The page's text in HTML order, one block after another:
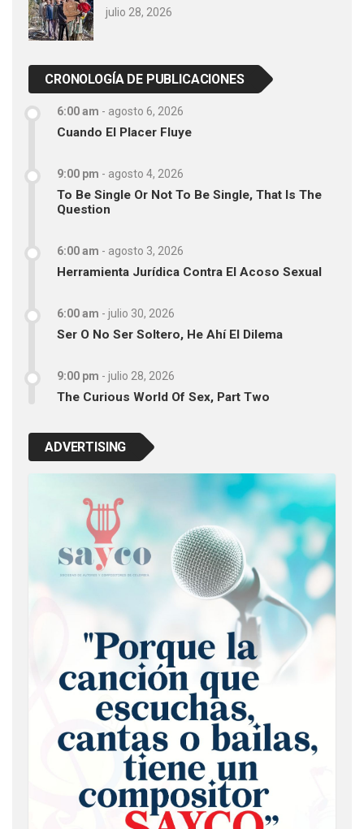
julio 28, 2026
CRONOLOGÍA DE PUBLICACIONES
6:00 am - agosto 6, 2026
Cuando El Placer Fluye
9:00 pm - agosto 4, 2026
To Be Single Or Not To Be Single, That Is The
Question
6:00 am - agosto 3, 2026
Herramienta Jurídica Contra El Acoso Sexual
6:00 am - julio 30, 2026
Ser O No Ser Soltero, He Ahí El Dilema
9:00 pm - julio 28, 2026
The Curious World Of Sex, Part Two
ADVERTISING